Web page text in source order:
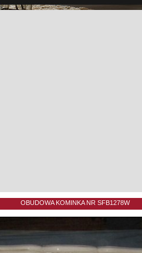
OBUDOWA KOMINKA NR SFB1278W